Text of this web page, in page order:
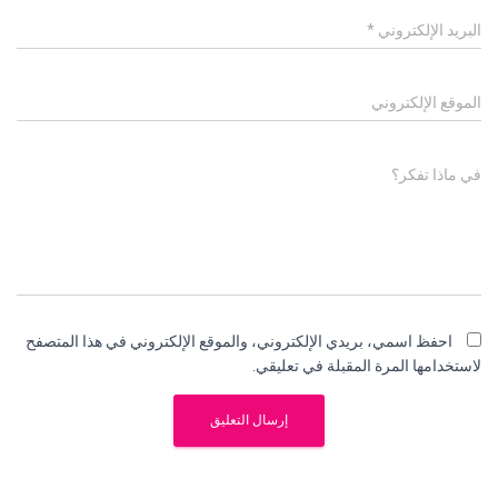
البريد الإلكتروني *
الموقع الإلكتروني
في ماذا تفكر؟
احفظ اسمي، بريدي الإلكتروني، والموقع الإلكتروني في هذا المتصفح
لاستخدامها المرة المقبلة في تعليقي.